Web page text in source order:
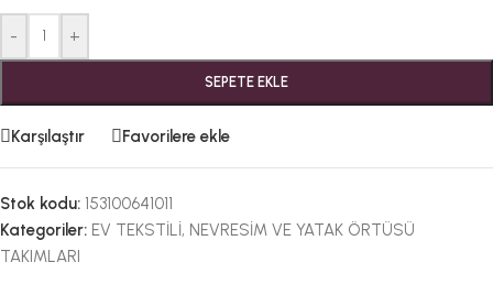
- +
SEPETE EKLE
Karşılaştır Favorilere ekle
Stok kodu: 153100641011
Kategoriler: EV TEKSTİLİ, NEVRESİM VE YATAK ÖRTÜSÜ
TAKIMLARI